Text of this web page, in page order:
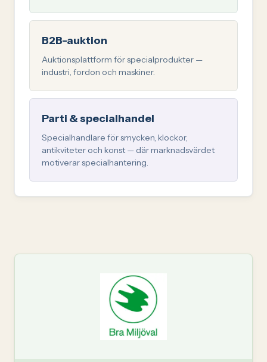
B2B-auktion
Auktionsplattform för specialprodukter —
industri, fordon och maskiner.
Parti & specialhandel
Specialhandlare för smycken, klockor,
antikviteter och konst — där marknadsvärdet
motiverar specialhantering.